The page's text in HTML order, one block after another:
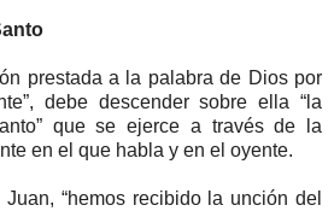
prestada a la palabra de Dios por
debe descender sobre ella “la
que se ejerce a través de la
en el que habla y en el oyente.
“hemos recibido la unción del